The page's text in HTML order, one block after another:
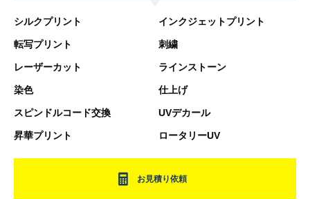
シルクプリント インクジェットプリント
転写プリント 刺繍
レーザーカット ラインストーン
染色 仕上げ
スピンドルコード交換 UVデカール
昇華プリント ロータリーUV
お見積り依頼